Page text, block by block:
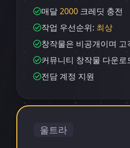
매달2000 크레딧 충전
작업 우선순위: 최상
창작물은 비공개이며
커뮤니티 창작물 다운로
전담 계정 지원
울트라